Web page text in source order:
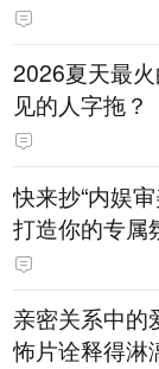
2026夏天最
见的人字拖？
快来抄“内娱
打造你的专属
亲密关系中的
怖片诠释得淋